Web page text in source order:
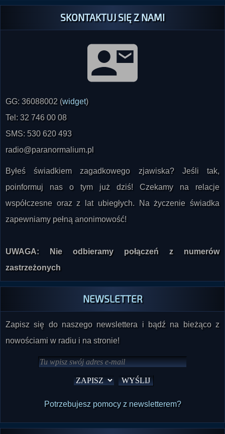
SKONTAKTUJ SIĘ Z NAMI
GG: 36088002 (widget)
Tel: 32 746 00 08
SMS: 530 620 493
radio@paranormalium.pl
Byłeś świadkiem zagadkowego zjawiska? Jeśli tak,
poinformuj nas o tym już dziś! Czekamy na relacje
współczesne oraz z lat ubiegłych. Na życzenie świadka
zapewniamy pełną anonimowość!
UWAGA: Nie odbieramy połączeń z numerów
zastrzeżonych
NEWSLETTER
Zapisz się do naszego newslettera i bądź na bieżąco z
nowościami w radiu i na stronie!
Potrzebujesz pomocy z newsletterem?